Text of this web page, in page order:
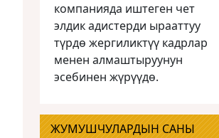
компанияда иштеген чет
элдик адистерди ырааттуу
түрдө жергиликтүү кадрлар
менен алмаштыруунун
эсебинен жүрүүдө.
ЖУМУШЧУЛАРДЫН САНЫ